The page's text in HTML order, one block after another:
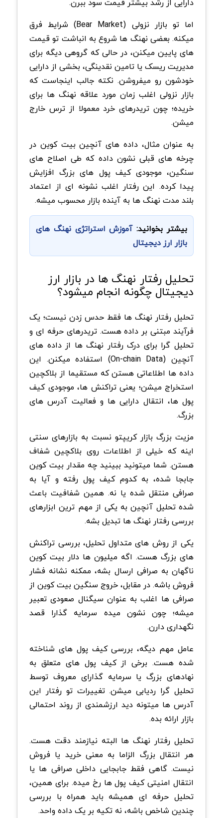
اما تو بازار نزولی (Bear Market) شرایط فرق
میکنه. بعضی نهنگ ها شروع به انباشت تو قیمت
های پایین میکنن، در حالی که گروهی دیگه برای
مدیریت ریسک یا تامین نقدینگی، بخشی از دارایی
خودشون رو میفروشن. نکته جالب اینجاست که
بازار نزولی اغلب زمان مورد علاقه نهنگ ها برای
خریده؛ چون تریدرهای خرد معمولا از ترس خارج
میشن.
به عنوان مثال، داده های آنچین بیت کوین در
چرخه های قبلی نشون داده که طی اصلاح های
سنگین، موجودی کیف پول های بزرگ افزایش
پیدا کرده. این رفتار اغلب نشونه ای از اعتماد
بلند مدت نهنگ ها به آینده بازار محسوب میشه.
بیشتر بخوانید:آموزش استراتژی نهنگ های
بازار ارز دیجیتال
تحلیل رفتار نهنگ ها در بازار ارز
دیجیتال چگونه انجام میشود؟
تحلیل رفتار نهنگ ها فقط حدس زدن نیست؛ یک
فرآیند مبتنی بر داده هست. تریدرهای حرفه ای و
تحلیل گرا برای درک رفتار نهنگ ها از داده های
آنچین (On-chain Data) استفاده میکنن. این
داده ها اطلاعاتی هستن که مستقیما از بلاکچین
استخراج میشن؛ یعنی تراکنش ها، موجودی کیف
پول ها، انتقال دارایی ها و فعالیت آدرس های
بزرگ.
مزیت بزرگ بازار کریپتو نسبت به بازارهای سنتی
اینه که خیلی از اطلاعات روی بلاکچین شفاف
هستن. شما میتونید ببینید چه مقدار بیت کوین
جابجا شده، به کدوم کیف پول رفته و آیا به
صرافی منتقل شده یا نه. همین شفافیت باعث
شده تحلیل آنچین به یکی از مهم ترین ابزارهای
بررسی رفتار نهنگ ها تبدیل بشه.
یکی از روش های متداول تحلیل، بررسی تراکنش
های بزرگ هست. اگه میلیون ها دلار بیت کوین
ناگهان به صرافی ارسال بشه، ممکنه نشانه فشار
فروش باشه. در مقابل، خروج سنگین بیت کوین از
صرافی ها اغلب به عنوان سیگنال صعودی تعبیر
میشه؛ چون نشون میده سرمایه گذارا قصد
نگهداری دارن.
عامل مهم دیگه، بررسی کیف پول های شناخته
شده هست. برخی از کیف پول های متعلق به
نهادهای بزرگ یا سرمایه گذارای معروف توسط
تحلیل گرا ردیابی میشن. تغییرات تو رفتار این
آدرس ها میتونه دید ارزشمندی از روند احتمالی
بازار ارائه بده.
تحلیل رفتار نهنگ ها البته نیازمند دقت هست.
هر انتقال بزرگ الزاما به معنی خرید یا فروش
نیست. گاهی فقط جابجایی داخلی صرافی ها یا
انتقال امنیتی کیف پول ها رخ میده. برای همین،
تحلیل حرفه ای همیشه باید همراه با بررسی
چندین شاخص باشه، نه تکیه بر یک داده واحد.